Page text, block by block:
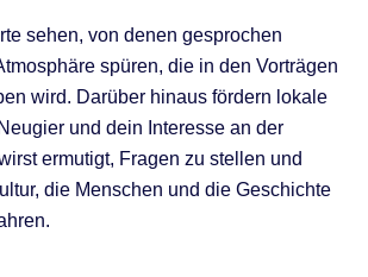
sehen, von denen gesprochen
spüren, die in den Vorträgen
wird. Darüber hinaus fördern lokale
und dein Interesse an der
ermutigt, Fragen zu stellen und
die Menschen und die Geschichte